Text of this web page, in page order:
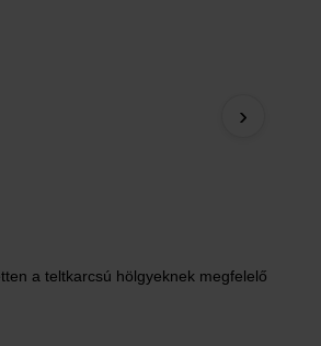
›
a teltkarcsú hölgyeknek megfelelő